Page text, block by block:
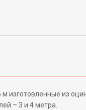
из
– 3 и 4 метра.